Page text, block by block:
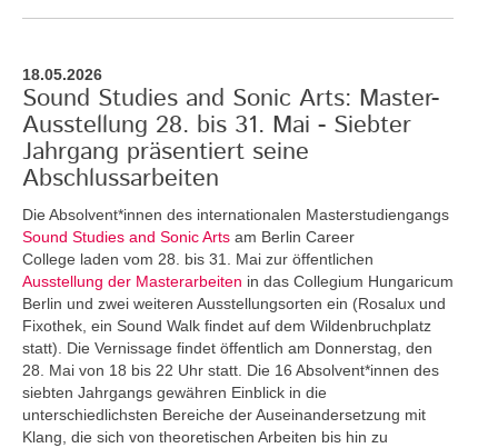
18.05.2026
Sound Studies and Sonic Arts: Master-
Ausstellung 28. bis 31. Mai - Siebter
Jahrgang präsentiert seine
Abschlussarbeiten
Die Absolvent*innen des internationalen Masterstudiengangs
Sound Studies and Sonic Arts am Berlin Career
College laden vom 28. bis 31. Mai zur öffentlichen
Ausstellung der Masterarbeiten in das Collegium Hungaricum
Berlin und zwei weiteren Ausstellungsorten ein (Rosalux und
Fixothek, ein Sound Walk findet auf dem Wildenbruchplatz
statt). Die Vernissage findet öffentlich am Donnerstag, den
28. Mai von 18 bis 22 Uhr statt. Die 16 Absolvent*innen des
siebten Jahrgangs gewähren Einblick in die
unterschiedlichsten Bereiche der Auseinandersetzung mit
Klang, die sich von theoretischen Arbeiten bis hin zu